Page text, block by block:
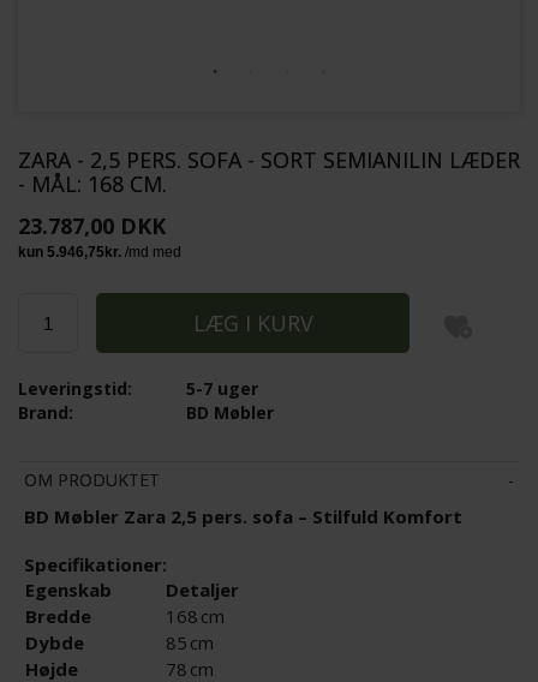
ZARA - 2,5 PERS. SOFA - SORT SEMIANILIN LÆDER
- MÅL: 168 CM.
23.787,00 DKK
5-7 uger
Leveringstid:
BD Møbler
Brand:
OM PRODUKTET
BD Møbler Zara 2,5 pers. sofa – Stilfuld Komfort
Specifikationer:
Egenskab
Detaljer
Bredde
168 cm
Dybde
85 cm
Højde
78 cm